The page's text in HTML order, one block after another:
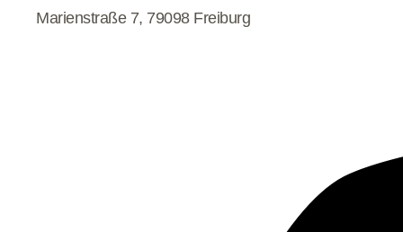
Marienstraße 7, 79098 Freiburg